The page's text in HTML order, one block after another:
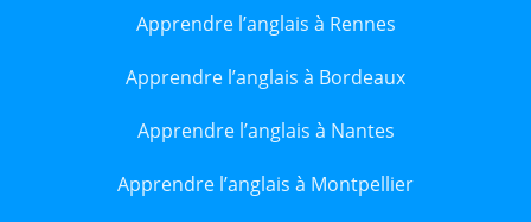
Apprendre l’anglais à Rennes
Apprendre l’anglais à Bordeaux
Apprendre l’anglais à Nantes
Apprendre l’anglais à Montpellier